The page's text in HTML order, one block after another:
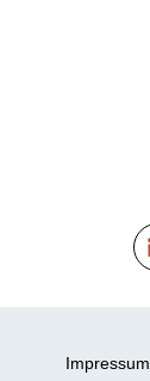
Impressum